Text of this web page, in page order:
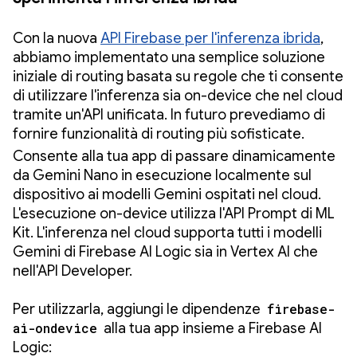
Con la nuova API Firebase per l'inferenza ibrida,
abbiamo implementato una semplice soluzione
iniziale di routing basata su regole che ti consente
di utilizzare l'inferenza sia on-device che nel cloud
tramite un'API unificata. In futuro prevediamo di
fornire funzionalità di routing più sofisticate.
Consente alla tua app di passare dinamicamente
da Gemini Nano in esecuzione localmente sul
dispositivo ai modelli Gemini ospitati nel cloud.
L'esecuzione on-device utilizza l'API Prompt di ML
Kit. L'inferenza nel cloud supporta tutti i modelli
Gemini di Firebase AI Logic sia in Vertex AI che
nell'API Developer.
Per utilizzarla, aggiungi le dipendenze firebase-
ai-ondevice alla tua app insieme a Firebase AI
Logic: